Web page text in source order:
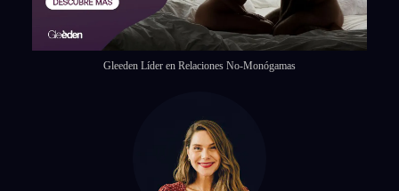
Gleeden Líder en Relaciones No-Monógamas